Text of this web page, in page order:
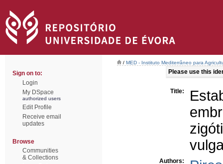
Sign on to:
Login
My DSpace
authorized users
Edit Profile
Receive email
updates
Browse
Communities
& Collections
/ MED - Instituto Mediterrâneo para
Please use this
Title:
Authors: